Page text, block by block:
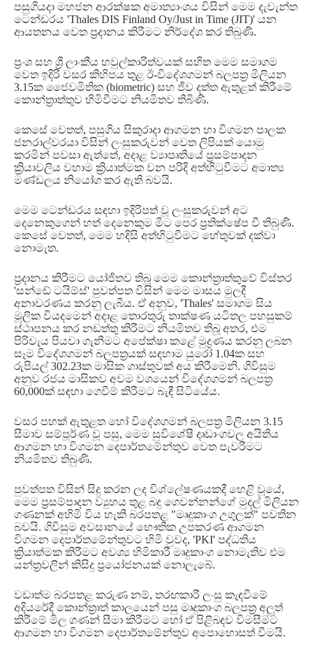
පසුගියදා මහජන ආරක්ෂක අමාත්‍යාංශය විසින් මෙම දැවැන්ත
ටෙන්ඩරය 'Thales DIS Finland Oy/Just in Time (JIT)' යන
ආයතනය වෙත ප්‍රදානය කිරීමට නිර්දේශ කර තිබුණි.
ප්‍රංශ සහ ශ්‍රී ලාංකීය හවුල්කාරිත්වයක් සහිත මෙම සමාගම
වෙත ඉදිරි වසර කිහිපය තුළ ඊ-විදේශගමන් බලපත්‍ර මිලියන
3.15ක ජෛවමිතික (biometric) සහ ජීව දත්ත ඇතුළත් කිරීමේ
කොන්ත්‍රාත්තුව හිමිවීමට නියමිතව තිබිණි.
කෙසේ වෙතත්, පසුගිය සිකුරාදා ආගමන හා විගමන පාලක
ජනරාල්වරයා විසින් ලංසුකරුවන් වෙත ලිපියක් යොමු
කරමින් පවසා ඇත්තේ, අදාළ ව්‍යාපෘතියේ ප්‍රසම්පාදන
ක්‍රියාවලිය වහාම ක්‍රියාත්මක වන පරිදි අත්හිටුවීමට අමාත්‍ය
මණ්ඩලය නියෝග කර ඇති බවයි.
මෙම ටෙන්ඩරය සඳහා ඉදිරිපත් වූ ලංසුකරුවන් අට
දෙනෙකුගෙන් හත් දෙනෙකුම මීට පෙර ප්‍රතික්ෂේප වී තිබුණි.
කෙසේ වෙතත්, මෙම හදිසි අත්හිටුවීමට හේතුවක් දක්වා
නොමැත.
ප්‍රදානය කිරීමට යෝජිතව තිබූ මෙම කොන්ත්‍රාත්තුවේ විස්තර
'සන්ඩේ ටයිම්ස්' පුවත්පත විසින් මෙම මාසය මුලදී
අනාවරණය කරනු ලැබීය. ඒ අනුව, 'Thales' සමාගම සිය
මූලික වියදමෙන් අදාළ තොරතුරු තාක්ෂණ යටිතල පහසුකම්
ස්ථාපනය කර නඩත්තු කිරීමට නියමිතව තිබූ අතර, එම
පිරිවැය පියවා ගැනීමට අපේක්ෂා කළේ මුද්‍රණය කරනු ලබන
සෑම විදේශගමන් බලපත්‍රයක් සඳහාම යුරෝ 1.04ක සහ
රුපියල් 302.23ක මාසික ගාස්තුවක් අය කිරීමෙනි. ගිවිසුම
අනුව රජය මාසිකව අවම වශයෙන් විදේශගමන් බලපත්‍ර
60,000ක් සඳහා ගෙවීම් කිරීමට බැඳී සිටියේය.
වසර පහක් ඇතුළත හෝ විදේශගමන් බලපත්‍ර මිලියන 3.15
සීමාව සම්පූර්ණ වූ පසු, මෙම සුවිශේෂී දෘඩාංගවල අයිතිය
ආගමන හා විගමන දෙපාර්තමේන්තුව වෙත පැවරීමට
නියමිතව තිබුණි.
පුවත්පත විසින් සිදු කරන ලද විශ්ලේෂණයකදී හෙළි වූයේ,
මෙම ප්‍රසම්පාදන ව්‍යුහය තුළ බදු ගෙවන්නන්ගේ මුදල් මිලියන
ගණනක් අහිමි විය හැකි බරපතළ "මෘදුකාංග උගුලක්" පවතින
බවයි. ගිවිසුම අවසානයේ භෞතික උපකරණ ආගමන
විගමන දෙපාර්තමේන්තුවට හිමි වුවද, 'PKI' පද්ධතිය
ක්‍රියාත්මක කිරීමට අවශ්‍ය හිමිකාරී මෘදුකාංග නොමැතිව එම
යන්ත්‍රවලින් කිසිදු ප්‍රයෝජනයක් නොලැබේ.
වඩාත්ම බරපතළ කරුණ නම්, තරඟකාරී ලංසු කැඳවීමේ
අදියරේදී කොන්ත්‍රාත් කාලයෙන් පසු මෘදුකාංග බලපත්‍ර අලුත්
කිරීමේ මිල ගණන් සීමා කිරීමට හෝ ඒ පිළිබඳව විමසීමට
ආගමන හා විගමන දෙපාර්තමේන්තුව අපොහොසත් වීමයි.